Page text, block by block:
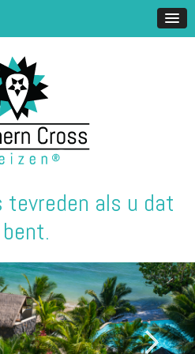
tevreden als u dat
bent.